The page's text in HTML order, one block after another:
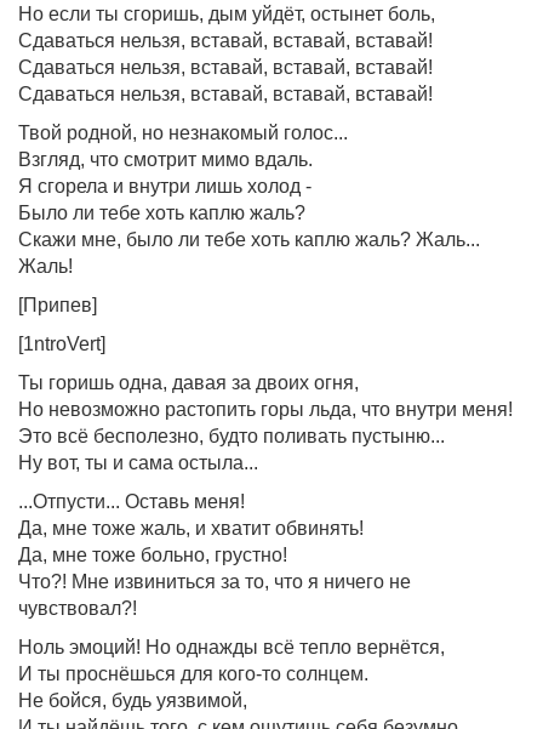
Но если ты сгоришь, дым уйдёт, остынет боль,
Сдаваться нельзя, вставай, вставай, вставай!
Сдаваться нельзя, вставай, вставай, вставай!
Сдаваться нельзя, вставай, вставай, вставай!
Твой родной, но незнакомый голос...
Взгляд, что смотрит мимо вдаль.
Я сгорела и внутри лишь холод -
Было ли тебе хоть каплю жаль?
Скажи мне, было ли тебе хоть каплю жаль? Жаль...
Жаль!
[Припев]
[1ntroVert]
Ты горишь одна, давая за двоих огня,
Но невозможно растопить горы льда, что внутри меня!
Это всё бесполезно, будто поливать пустыню...
Ну вот, ты и сама остыла...
...Отпусти... Оставь меня!
Да, мне тоже жаль, и хватит обвинять!
Да, мне тоже больно, грустно!
Что?! Мне извиниться за то, что я ничего не
чувствовал?!
Ноль эмоций! Но однажды всё тепло вернётся,
И ты проснёшься для кого-то солнцем.
Не бойся, будь уязвимой,